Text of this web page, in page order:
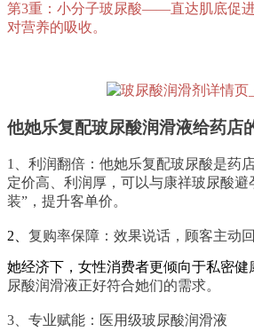
第3重：小分子玻尿酸——直达肌底促
对营养的吸收。
他她乐复配玻尿酸润滑液给药店
1、 利润翻倍：他她乐复配玻尿酸是药
定价高、利润厚，可以与康祥玻尿酸避
装”，提升客单价。
2、 复购率保障：效果说话，顾客主动
她经济下，女性消费者更倾向于私密健
尿酸润滑液正好符合她们的需求。
3、 专业赋能：医用级玻尿酸润滑液